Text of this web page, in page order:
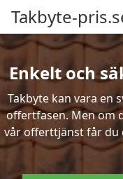
Takbyte-
Enkelt och
Takbyte kan vara en
offertfasen. Men om
vår offerttjänst får du